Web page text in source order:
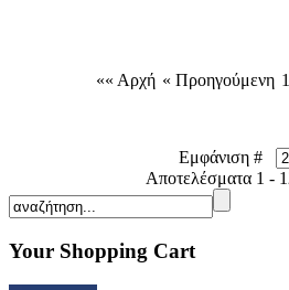
«« Αρχή « Προηγούμενη 1
Εμφάνιση #
Αποτελέσματα 1 -
Your Shopping Cart